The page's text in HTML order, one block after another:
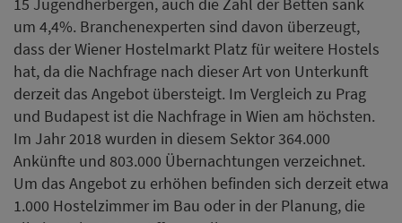
15 Jugendherbergen, auch die Zahl der Betten sank
um 4,4%. Branchenexperten sind davon überzeugt,
dass der Wiener Hostelmarkt Platz für weitere Hostels
hat, da die Nachfrage nach dieser Art von Unterkunft
derzeit das Angebot übersteigt. Im Vergleich zu Prag
und Budapest ist die Nachfrage in Wien am höchsten.
Im Jahr 2018 wurden in diesem Sektor 364.000
Ankünfte und 803.000 Übernachtungen verzeichnet.
Um das Angebot zu erhöhen befinden sich derzeit etwa
1.000 Hostelzimmer im Bau oder in der Planung, die